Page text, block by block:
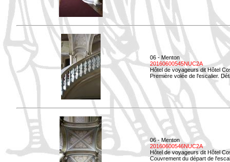
06 - Menton
20160600545NUC2A
Hôtel de voyageurs dit Hôtel
Première volée de l'escalier.
06 - Menton
20160600546NUC2A
Hôtel de voyageurs dit Hôtel
Couvrement du départ de